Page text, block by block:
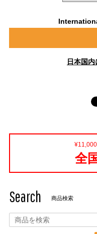
日本国
全
Search 商品検索